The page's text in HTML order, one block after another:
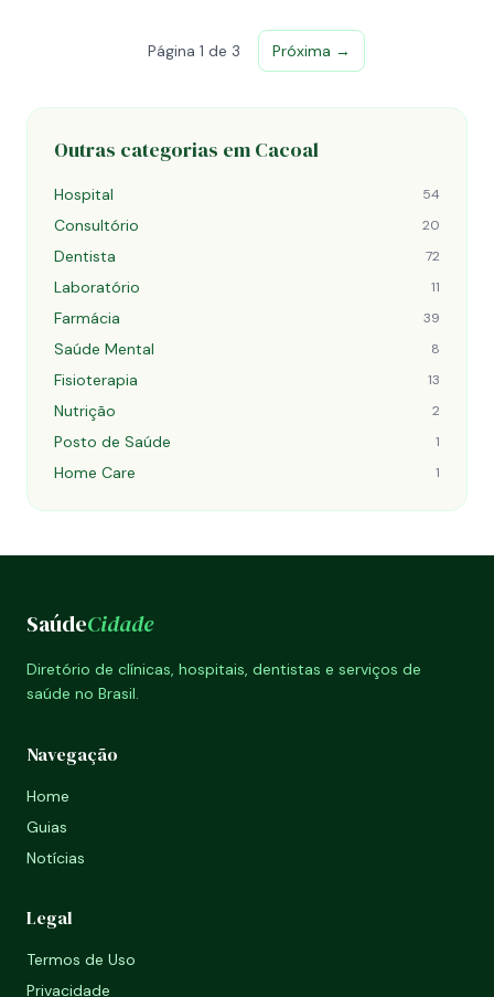
Página 1 de 3 Próxima →
Outras categorias em Cacoal
Hospital 54
Consultório 20
Dentista 72
Laboratório 11
Farmácia 39
Saúde Mental 8
Fisioterapia 13
Nutrição 2
Posto de Saúde 1
Home Care 1
SaúdeCidade
Diretório de clínicas, hospitais, dentistas e serviços de
saúde no Brasil.
Navegação
Home
Guias
Notícias
Legal
Termos de Uso
Privacidade